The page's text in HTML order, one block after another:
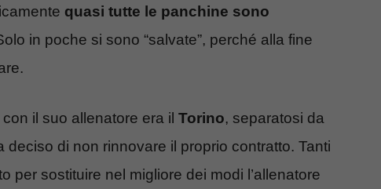
quasi tutte le panchine sono
in poche si sono “salvate”, perché alla fine
il suo allenatore era il Torino, separatosi da
deciso di non rinnovare il proprio contratto. Tanti
per sostituire nel migliore dei modi l’allenatore